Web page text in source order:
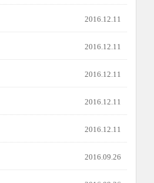
2016.12.11
2016.12.11
2016.12.11
2016.12.11
2016.12.11
2016.09.26